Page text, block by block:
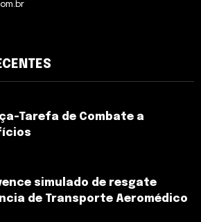
Tarefa de Combate a
simulado de resgate
de Transporte Aeromédico